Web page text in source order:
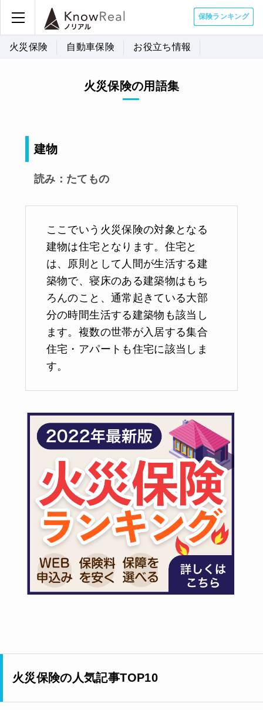
保険ランキング
火災保険 自動車保険 お役立ち情報
火災保険の用語集
建物
読み：たてもの
ここでいう火災保険の対象となる
建物は住宅となります。住宅と
は、原則として人間が生活する建
築物で、寝床のある建築物はもち
ろんのこと、通常起きている大部
分の時間生活する建築物も該当し
ます。複数の世帯が入居する集合
住宅・アパートも住宅に該当しま
す。
火災保険の人気記事TOP10